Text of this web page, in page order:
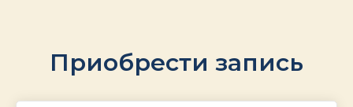
Приобрести запись